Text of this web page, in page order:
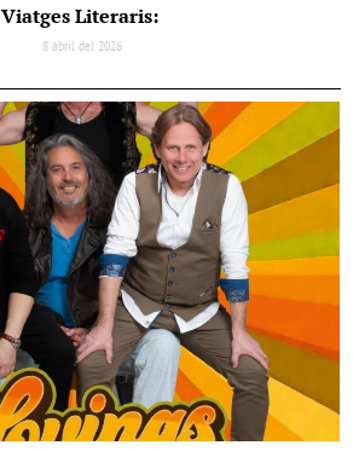
Viatges Literaris:
8 abril del 2026